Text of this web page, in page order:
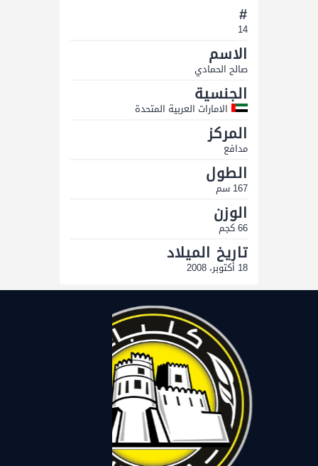
#
14
الاسم
صالح الحمادي
الجنسية
الامارات العربية المتحدة
المركز
مدافع
الطول
167 سم
الوزن
66 كجم
تاريخ الميلاد
18 أكتوبر، 2008